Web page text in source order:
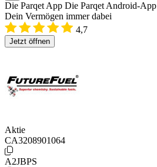
Die Parqet App Die Parqet Android-App
Dein Vermögen immer dabei
4,7
Jetzt öffnen
Aktie
CA3208901064
A2JBPS